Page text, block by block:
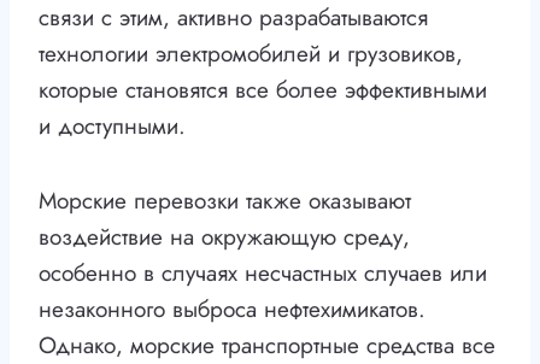
связи с этим, активно разрабатываются
технологии электромобилей и грузовиков,
которые становятся все более эффективными
и доступными.
Морские перевозки также оказывают
воздействие на окружающую среду,
особенно в случаях несчастных случаев или
незаконного выброса нефтехимикатов.
Однако, морские транспортные средства все